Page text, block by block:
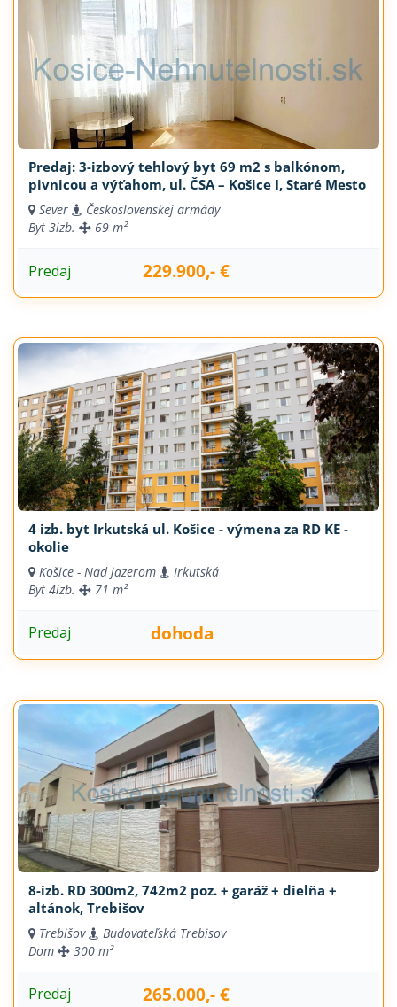
Predaj: 3-izbový tehlový byt 69 m2 s balkónom,
pivnicou a výťahom, ul. ČSA – Košice I, Staré Mesto
Sever
Československej armády
Byt 3izb. 69 m²
Predaj 229.900,- €
4 izb. byt Irkutská ul. Košice - výmena za RD KE -
okolie
Košice - Nad jazerom
Irkutská
Byt 4izb. 71 m²
Predaj dohoda
8-izb. RD 300m2, 742m2 poz. + garáž + dielňa +
altánok, Trebišov
Trebišov
Budovateľská Trebisov
Dom
300 m²
Predaj 265.000,- €